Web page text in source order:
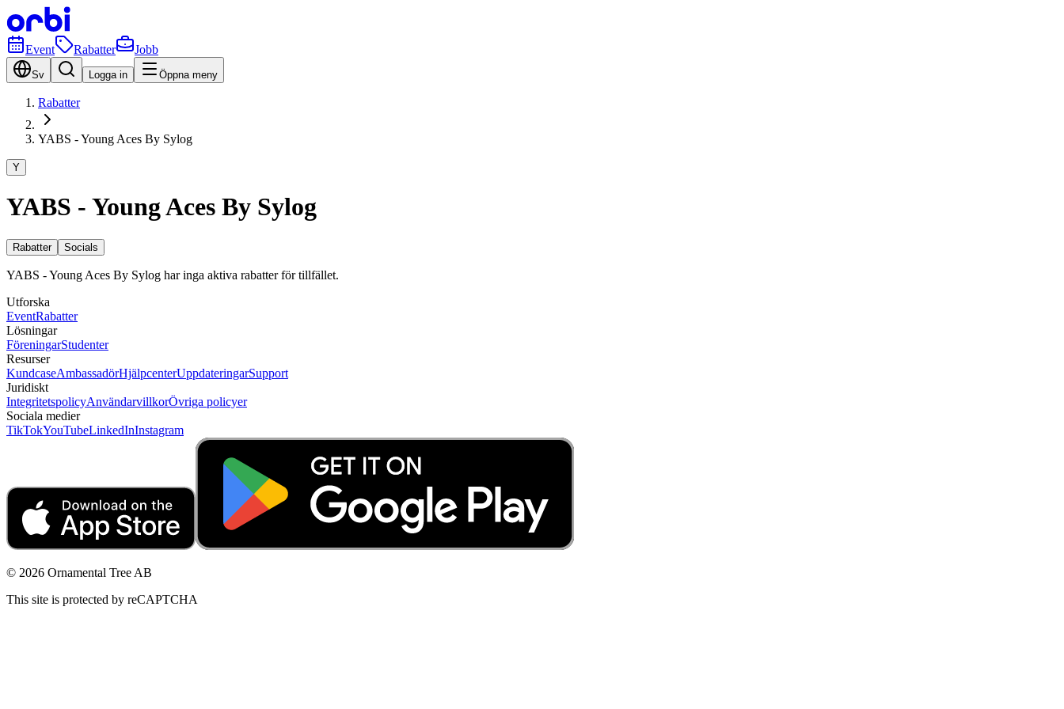
Event Rabatter Jobb
Sv Logga in Öppna meny
Rabatter
YABS - Young Aces By Sylog
Y
YABS - Young Aces By Sylog
Rabatter Socials
YABS - Young Aces By Sylog har inga aktiva rabatter för tillfället.
Utforska
EventRabatter
Lösningar
FöreningarStudenter
Resurser
KundcaseAmbassadörHjälpcenterUppdateringarSupport
Juridiskt
IntegritetspolicyAnvändarvillkorÖvriga policyer
Sociala medier
TikTokYouTubeLinkedInInstagram
© 2026 Ornamental Tree AB
This site is protected by reCAPTCHA